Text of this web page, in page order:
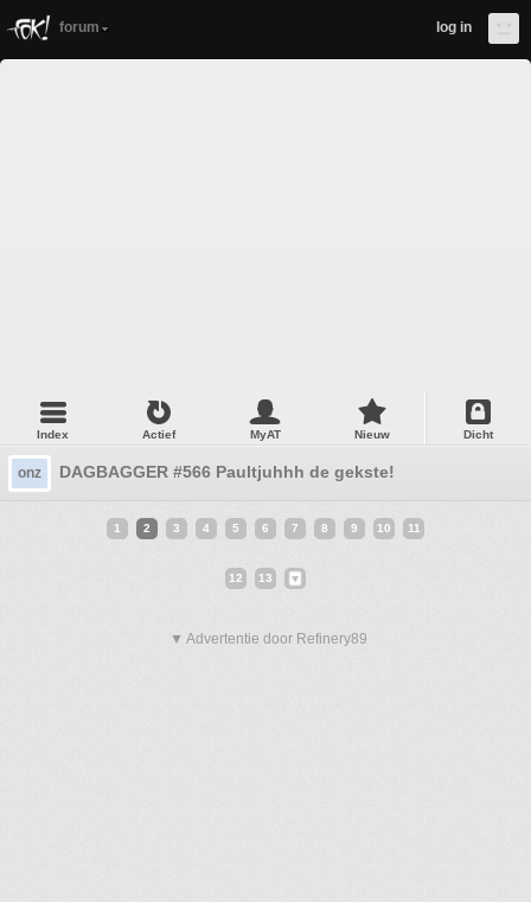
forum log in
Index Actief MyAT Nieuw Dicht
onz DAGBAGGER #566 Paultjuhhh de gekste!
1 2 3 4 5 6 7 8 9 10 11
12 13
▼ Advertentie door Refinery89